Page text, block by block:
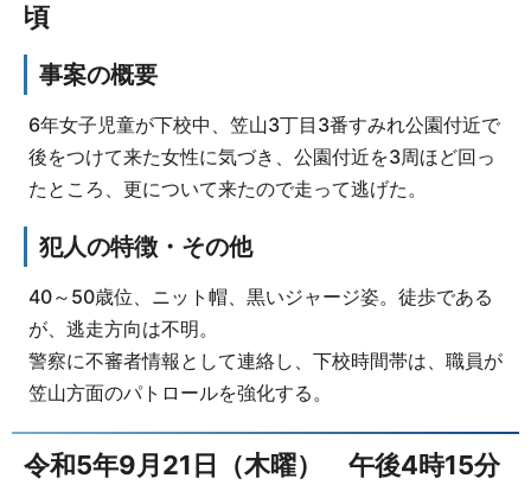
頃
事案の概要
6年女子児童が下校中、笠山3丁目3番すみれ公園付近で
後をつけて来た女性に気づき、公園付近を3周ほど回っ
たところ、更について来たので走って逃げた。
犯人の特徴・その他
40～50歳位、ニット帽、黒いジャージ姿。徒歩である
が、逃走方向は不明。
警察に不審者情報として連絡し、下校時間帯は、職員が
笠山方面のパトロールを強化する。
令和5年9月21日（木曜） 午後4時15分